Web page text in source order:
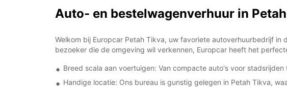
Auto- en bestelwagenverhuur in
Welkom bij Europcar Petah Tikva, uw favoriete autoverhuurbedrijf
bezoeker die de omgeving wil verkennen, Europcar heeft het
Breed scala aan voertuigen: Van compacte auto's voor
Handige locatie: Ons bureau is gunstig gelegen in Petah Tikva,